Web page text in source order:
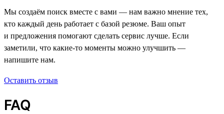
Мы создаём поиск вместе с вами — нам важно мнение тех,
кто каждый день работает с базой резюме. Ваш опыт
и предложения помогают сделать сервис лучше. Если
заметили, что какие-то моменты можно улучшить —
напишите нам.
Оставить отзыв
FAQ